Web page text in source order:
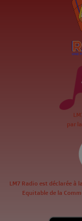
par
LM7 Radio est déclarée à
Equitable de la